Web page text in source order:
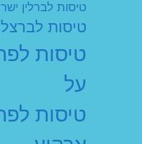
טיסות לברלין
טיסות
טיסות
על
טיסות